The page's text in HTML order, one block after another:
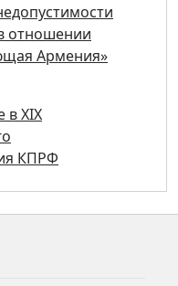
отношении
Армения»
в ХIХ
КПРФ